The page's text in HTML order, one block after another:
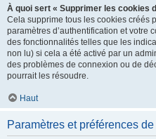
À quoi sert « Supprimer les cookies
Cela supprime tous les cookies créés
paramètres d’authentification et votre
des fonctionnalités telles que les
non lu) si cela a été activé par un
des problèmes de connexion ou de
pourrait les résoudre.
Haut
Paramètres et préférences de